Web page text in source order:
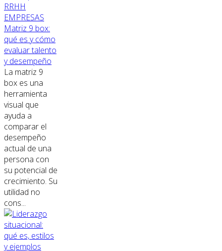
RRHH
EMPRESAS
Matriz 9 box:
qué es y cómo
evaluar talento
y desempeño
La matriz 9
box es una
herramienta
visual que
ayuda a
comparar el
desempeño
actual de una
persona con
su potencial de
crecimiento. Su
utilidad no
cons...